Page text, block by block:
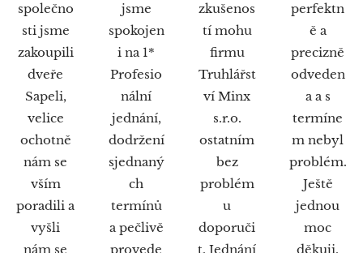
společno
sti jsme
zakoupili
dveře
Sapeli,
velice
ochotně
nám se
vším
poradili a
vyšli
nám se
jsme
spokojen
i na 1*
Profesio
nální
jednání,
dodržení
sjednaný
ch
termínů
a pečlivě
provede
zkušenos
tí mohu
firmu
Truhlářst
ví Minx
s.r.o.
ostatním
bez
problém
u
doporuči
t. Jednání
perfektn
ě a
precizně
odveden
a a s
termíne
m nebyl
problém.
Ještě
jednou
moc
děkuji.